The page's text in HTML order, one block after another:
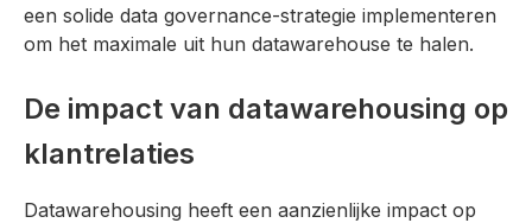
een solide data governance-strategie implementeren
om het maximale uit hun datawarehouse te halen.
De impact van datawarehousing op
klantrelaties
Datawarehousing heeft een aanzienlijke impact op